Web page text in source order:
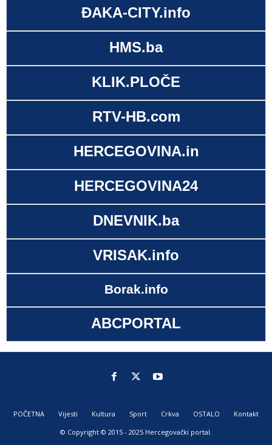
ĐAKA-CITY.info
HMS.ba
KLIK.PLOČE
RTV-HB.com
HERCEGOVINA.in
HERCEGOVINA24
DNEVNIK.ba
VRISAK.info
Borak.info
ABCPORTAL
POČETNA Vijesti Kultura Sport Crkva OSTALO
Kontakt
© Copyright © 2015 - 2025 Hercegovački portal.